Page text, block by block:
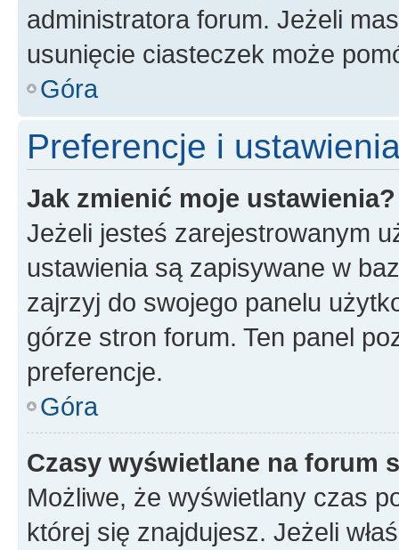
administratora forum. Jeżeli
usunięcie ciasteczek może
Góra
Preferencje i
Jak zmienić moje ustawienia?
Jeżeli jesteś zarejestrowanym
ustawienia są zapisywane w
zajrzyj do swojego panelu
górze stron forum. Ten panel
preferencje.
Góra
Czasy wyświetlane na forum
Możliwe, że wyświetlany czas
której się znajdujesz. Jeżeli